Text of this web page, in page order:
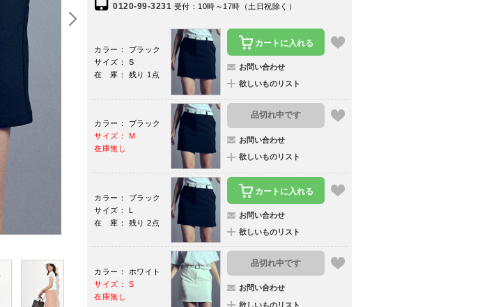
0120-99-3231 受付：10時～17時（土日祝除く）
カラー： ブラック
サイズ： S
在 庫： 残り 1点
カートに入れる
お問い合わせ
欲しいものリスト
カラー： ブラック
サイズ： M
在庫無し
品切れ中です
お問い合わせ
欲しいものリスト
カラー： ブラック
サイズ： L
在 庫： 残り 2点
カートに入れる
お問い合わせ
欲しいものリスト
カラー： ホワイト
サイズ： S
在庫無し
品切れ中です
お問い合わせ
欲しいものリスト